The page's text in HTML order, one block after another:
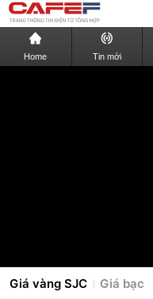
Home Tin mới
Giá vàng SJC Giá bạc